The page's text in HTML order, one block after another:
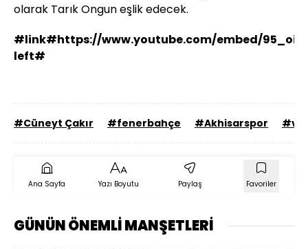
olarak Tarık Ongun eşlik edecek.
#link#https://www.youtube.com/embed/
left#
#Cüneyt Çakır #fenerbahçe #Akhisarspor
Ana Sayfa Yazı Boyutu Paylaş Favoriler
GÜNÜN ÖNEMLİ MANŞETLERİ